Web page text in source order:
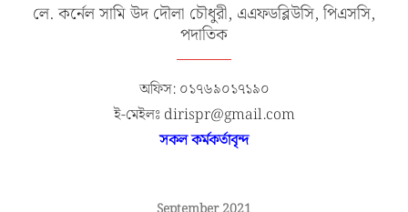
লে. কর্নেল সামি উদ দৌলা চৌধুরী, এএফডব্লিউসি, পিএসসি,
পদাতিক
অফিস: ০১৭৬৯০১৭১৯০
ই-মেইলঃ dirispr@gmail.com
সকল কর্মকর্তাবৃন্দ